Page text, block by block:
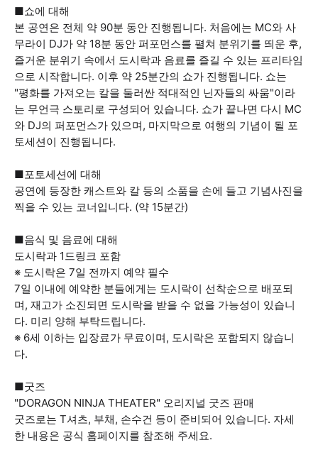
■쇼에 대해
본 공연은 전체 약 90분 동안 진행됩니다. 처음에는 MC와 사
무라이 DJ가 약 18분 동안 퍼포먼스를 펼쳐 분위기를 띄운 후,
즐거운 분위기 속에서 도시락과 음료를 즐길 수 있는 프리타임
으로 시작합니다. 이후 약 25분간의 쇼가 진행됩니다. 쇼는
"평화를 가져오는 칼을 둘러싼 적대적인 닌자들의 싸움"이라
는 무언극 스토리로 구성되어 있습니다. 쇼가 끝나면 다시 MC
와 DJ의 퍼포먼스가 있으며, 마지막으로 여행의 기념이 될 포
토세션이 진행됩니다.
■포토세션에 대해
공연에 등장한 캐스트와 칼 등의 소품을 손에 들고 기념사진을
찍을 수 있는 코너입니다. (약 15분간)
■음식 및 음료에 대해
도시락과 1드링크 포함
※ 도시락은 7일 전까지 예약 필수
7일 이내에 예약한 분들에게는 도시락이 선착순으로 배포되
며, 재고가 소진되면 도시락을 받을 수 없을 가능성이 있습니
다. 미리 양해 부탁드립니다.
※ 6세 이하는 입장료가 무료이며, 도시락은 포함되지 않습니
다.
■굿즈
"DORAGON NINJA THEATER" 오리지널 굿즈 판매
굿즈로는 T셔츠, 부채, 손수건 등이 준비되어 있습니다. 자세
한 내용은 공식 홈페이지를 참조해 주세요.